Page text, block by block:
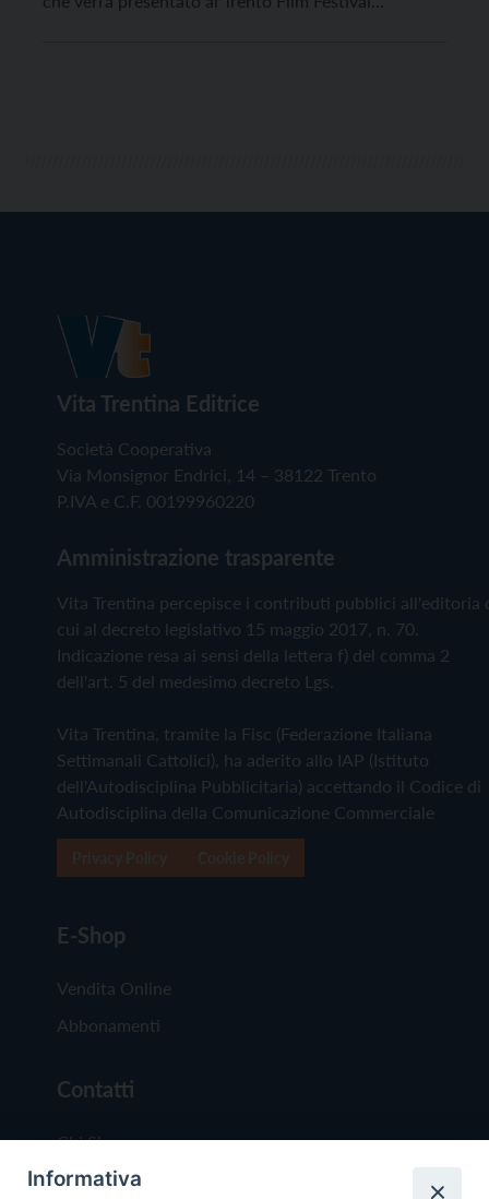
Vita Trentina Editrice
Società Cooperativa
Via Monsignor Endrici, 14 – 38122 Trento
P.IVA e C.F. 00199960220
Amministrazione trasparente
Vita Trentina percepisce i contributi pubblici all'editoria
cui al decreto legislativo 15 maggio 2017, n. 70.
Indicazione resa ai sensi della lettera f) del comma 2
dell'art. 5 del medesimo decreto Lgs.
Vita Trentina, tramite la Fisc (Federazione Italiana
Settimanali Cattolici), ha aderito allo IAP (Istituto
dell'Autodisciplina Pubblicitaria) accettando il Codice di
Autodisciplina della Comunicazione Commerciale
E-Shop
Vendita Online
Abbonamenti
Contatti
Chi Siamo
Redazione
Informativa